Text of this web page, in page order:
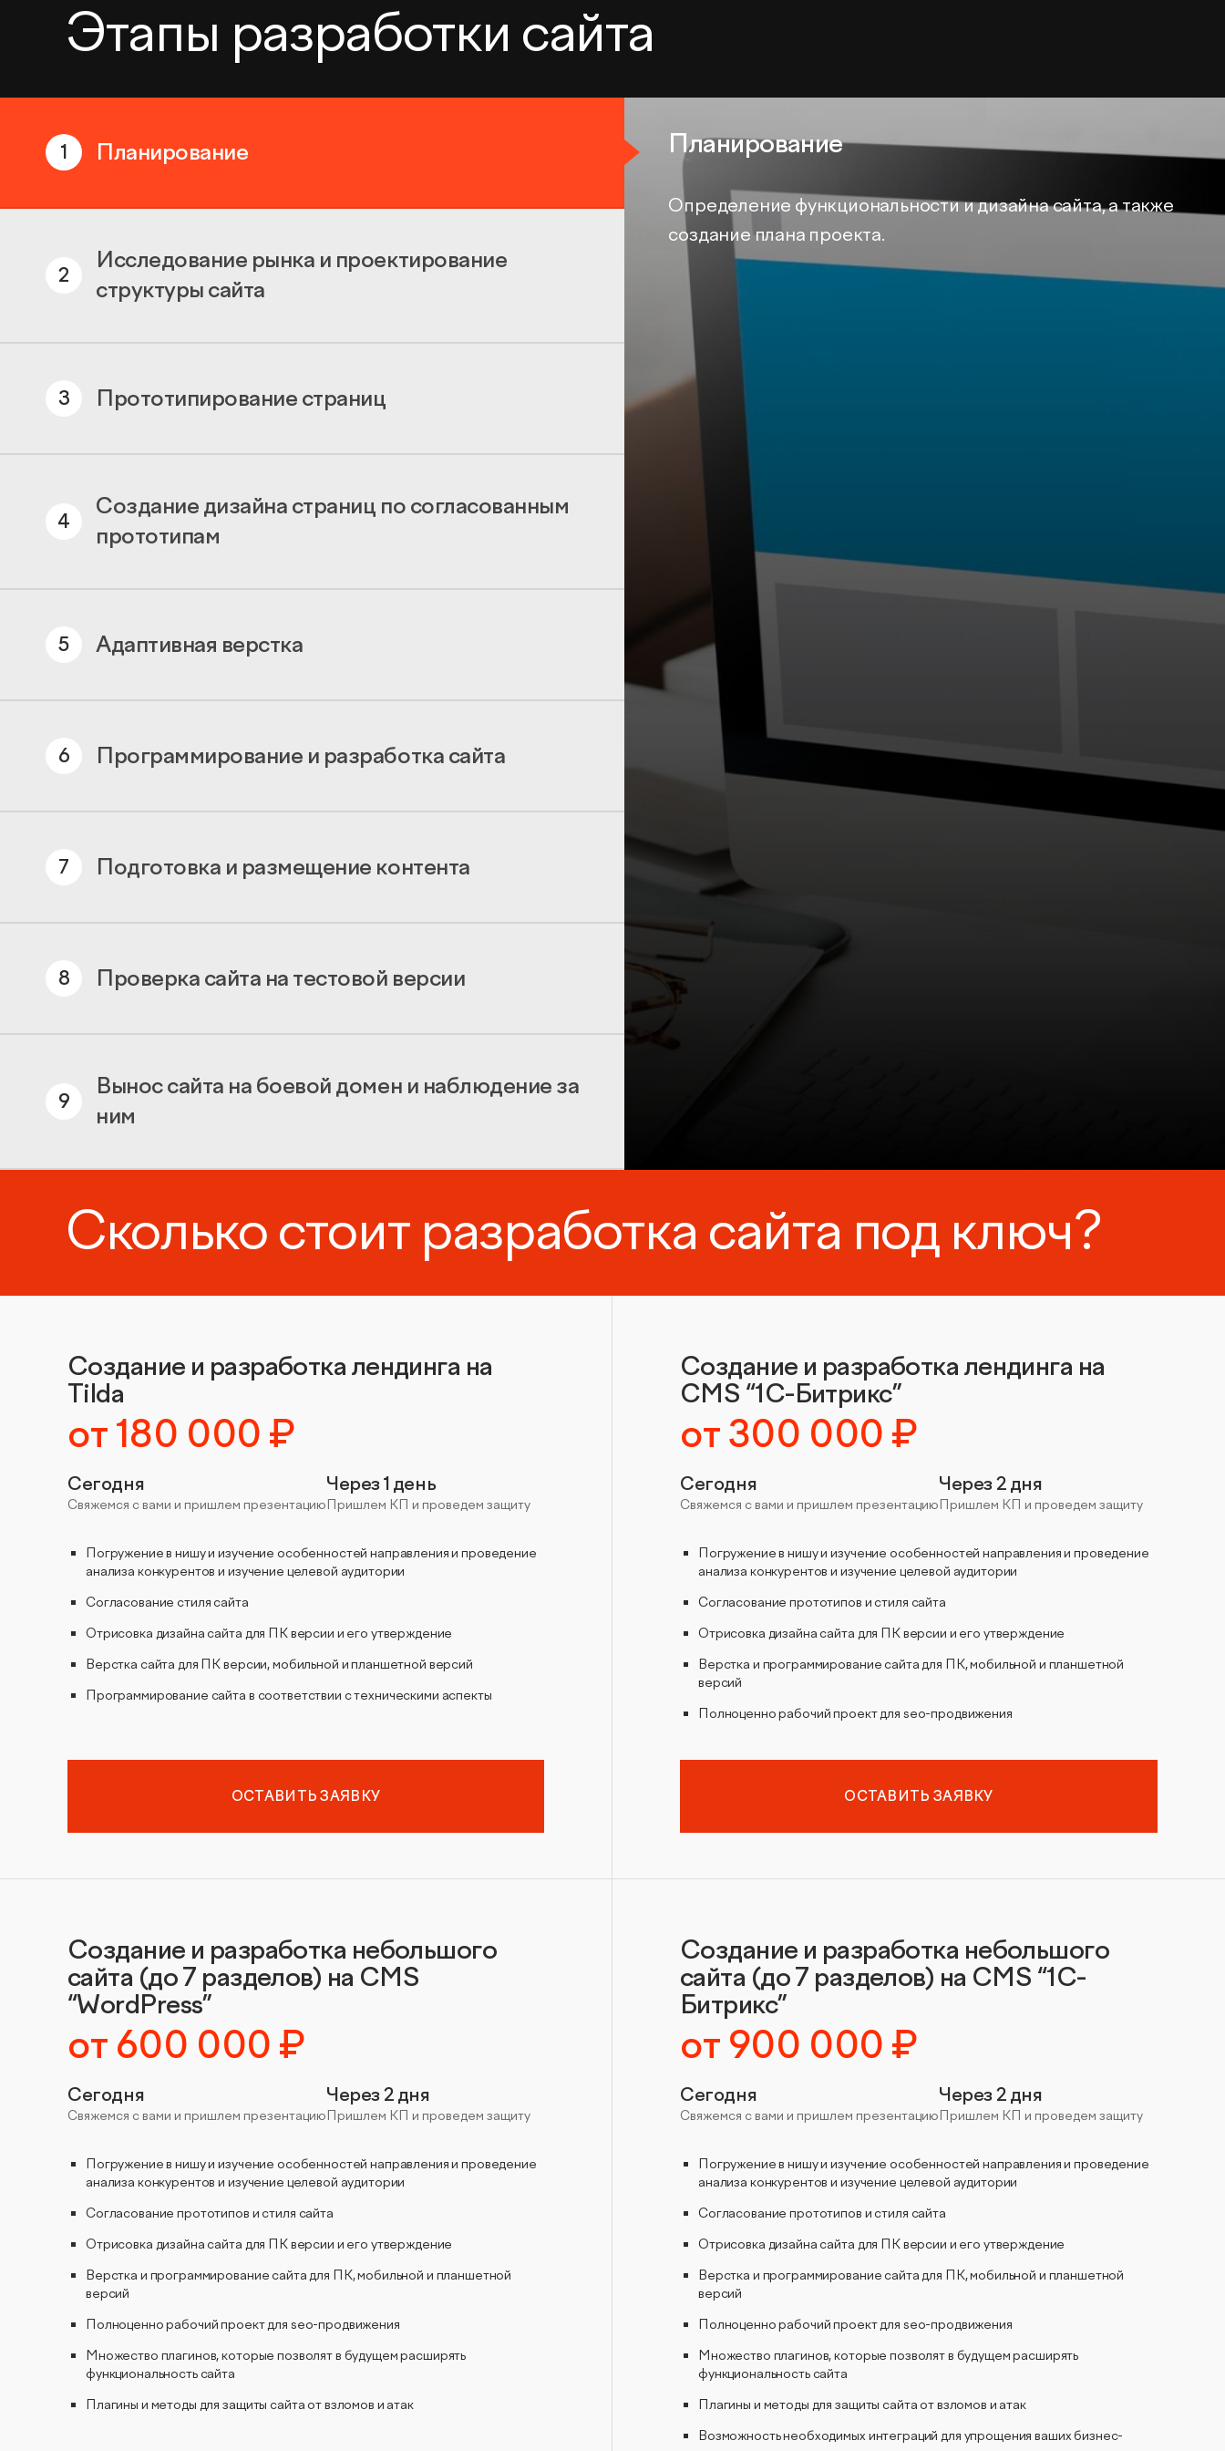
Этапы разработки сайта
1 Планирование
2
Исследование рынка и проектирование
структуры сайта
3 Прототипирование страниц
4
Создание дизайна страниц по согласованным
прототипам
5 Адаптивная верстка
6 Программирование и разработка сайта
7 Подготовка и размещение контента
8 Проверка сайта на тестовой версии
9
Вынос сайта на боевой домен и наблюдение за
ним
Планирование
Определение функциональности и дизайна сайта, а также
создание плана проекта.
Сколько стоит разработка сайта под ключ?
Создание и разработка лендинга на
Tilda
от 180 000 ₽
Сегодня
Свяжемся с вами и пришлем презентацию
Через 1 день
Пришлем КП и проведем защиту
Погружение в нишу и изучение особенностей направления и проведение
анализа конкурентов и изучение целевой аудитории
Согласование стиля сайта
Отрисовка дизайна сайта для ПК версии и его утверждение
Верстка сайта для ПК версии, мобильной и планшетной версий
Программирование сайта в соответствии с техническими аспекты
ОСТАВИТЬ ЗАЯВКУ
Создание и разработка лендинга на
CMS “1С-Битрикс”
от 300 000 ₽
Сегодня
Свяжемся с вами и пришлем презентацию
Через 2 дня
Пришлем КП и проведем защиту
Погружение в нишу и изучение особенностей направления и проведение
анализа конкурентов и изучение целевой аудитории
Согласование прототипов и стиля сайта
Отрисовка дизайна сайта для ПК версии и его утверждение
Верстка и программирование сайта для ПК, мобильной и планшетной
версий
Полноценно рабочий проект для seo-продвижения
ОСТАВИТЬ ЗАЯВКУ
Создание и разработка небольшого
сайта (до 7 разделов) на CMS
“WordPress”
от 600 000 ₽
Сегодня
Свяжемся с вами и пришлем презентацию
Через 2 дня
Пришлем КП и проведем защиту
Погружение в нишу и изучение особенностей направления и проведение
анализа конкурентов и изучение целевой аудитории
Согласование прототипов и стиля сайта
Отрисовка дизайна сайта для ПК версии и его утверждение
Верстка и программирование сайта для ПК, мобильной и планшетной
версий
Полноценно рабочий проект для seo-продвижения
Множество плагинов, которые позволят в будущем расширять
функциональность сайта
Плагины и методы для защиты сайта от взломов и атак
Создание и разработка небольшого
сайта (до 7 разделов) на CMS “1С-
Битрикс”
от 900 000 ₽
Сегодня
Свяжемся с вами и пришлем презентацию
Через 2 дня
Пришлем КП и проведем защиту
Погружение в нишу и изучение особенностей направления и проведение
анализа конкурентов и изучение целевой аудитории
Согласование прототипов и стиля сайта
Отрисовка дизайна сайта для ПК версии и его утверждение
Верстка и программирование сайта для ПК, мобильной и планшетной
версий
Полноценно рабочий проект для seo-продвижения
Множество плагинов, которые позволят в будущем расширять
функциональность сайта
Плагины и методы для защиты сайта от взломов и атак
Возможность необходимых интеграций для упрощения ваших бизнес-